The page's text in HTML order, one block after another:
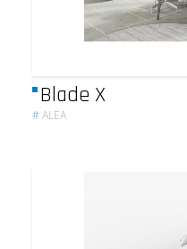
Blade X
#ALEA